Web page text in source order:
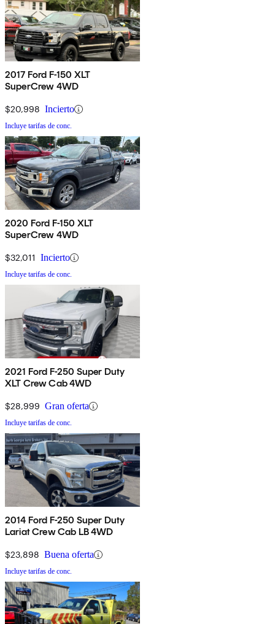
2017 Ford F-150 XLT
SuperCrew 4WD
$20,998 Incierto
Incluye tarifas de conc.
2020 Ford F-150 XLT
SuperCrew 4WD
$32,011 Incierto
Incluye tarifas de conc.
2021 Ford F-250 Super Duty
XLT Crew Cab 4WD
$28,999 Gran oferta
Incluye tarifas de conc.
2014 Ford F-250 Super Duty
Lariat Crew Cab LB 4WD
$23,898 Buena oferta
Incluye tarifas de conc.